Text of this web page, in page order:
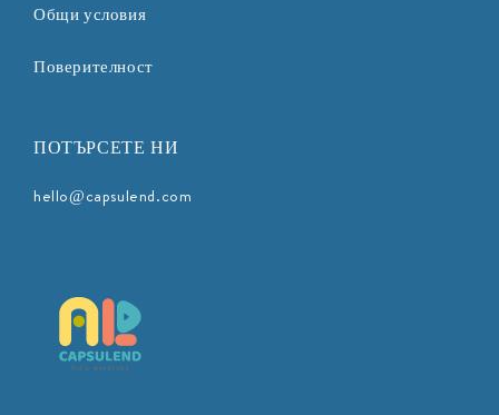
Общи условия
Поверителност
ПОТЪРСЕТЕ НИ
hello@capsulend.com